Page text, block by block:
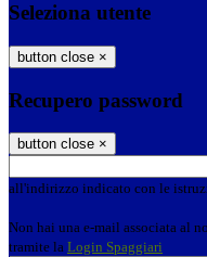
Seleziona utente
button close ×
Recupero password
button close ×
all'indirizzo indicato con le
Non hai una e-mail associata al
tramite la Login Spaggiari